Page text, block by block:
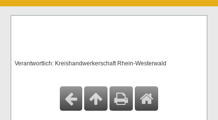
Verantwortlich: Kreishandwerkerschaft Rhein-Westerwald